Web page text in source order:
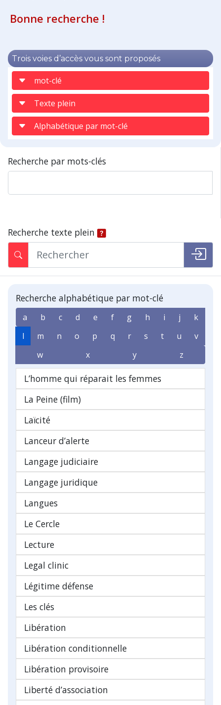
Bonne recherche !
Trois voies d’accès vous sont proposés
mot-clé
Texte plein
Alphabétique par mot-clé
Recherche par mots-clés
Recherche texte plein
Recherche alphabétique par mot-clé
a b c d e f g h i j
k
l
m n o p q r s t u
v
w
x y z
L’homme qui réparait les femmes
La Peine (film)
Laïcité
Lanceur d’alerte
Langage judiciaire
Langage juridique
Langues
Le Cercle
Lecture
Legal clinic
Légitime défense
Les clés
Libération
Libération conditionnelle
Libération provisoire
Liberté d’association